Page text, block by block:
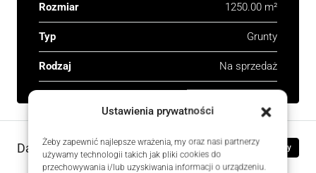
Ustawienia prywatności
Żeby zapewnić najlepsze wrażenia, my oraz nasi partnerzy
używamy technologii takich jak pliki cookies do
przechowywania i/lub uzyskiwania informacji o urządzeniu.
Rozmiar 1250.00 m²
Typ Grunty
Rodzaj Na sprzedaż
Dane kontaktowe Zobacz oferty